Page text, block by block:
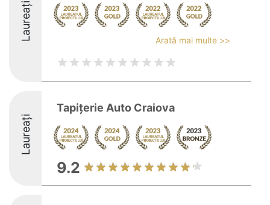
Laureați Arată mai multe >>
Laureați
Tapițerie Auto Craiova
9.2